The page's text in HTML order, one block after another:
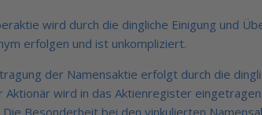
wird durch die dingliche Einigung und
erfolgen und ist unkompliziert.
der Namensaktie erfolgt durch die
Aktionär wird in das Aktienregister
Die Besonderheit bei den vinkulierten